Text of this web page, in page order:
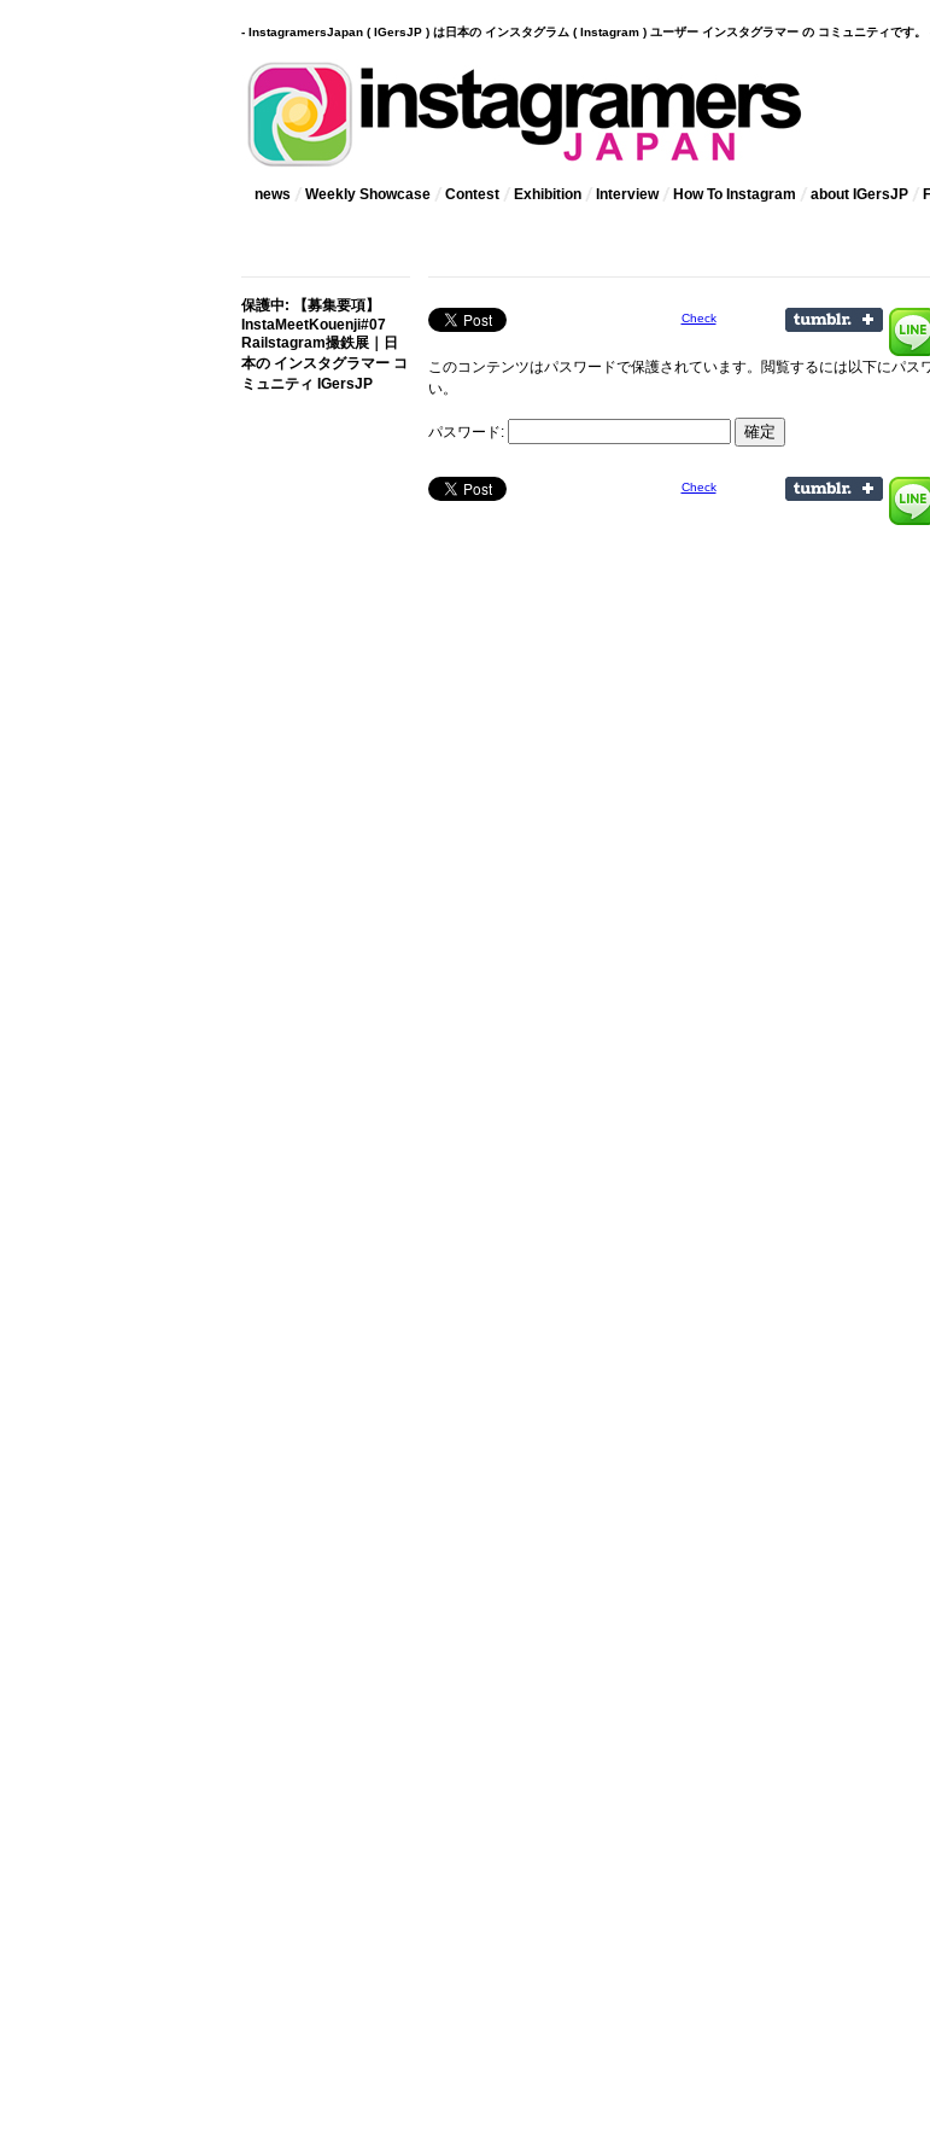
- InstagramersJapan ( IGersJP ) は日本の インスタグラム ( Instagram ) ユーザー インスタグラマー の コミュニティです。
news Weekly Showcase Contest Exhibition Interview How To Instagram about IGersJP
保護中: 【募集要項】
InstaMeetKouenji#07
Railstagram撮鉄展｜日
本の インスタグラマー コ
ミュニティ IGersJP
Check
このコンテンツはパスワードで保護されています。閲覧するには以下にパス
い。
パスワード:
Check